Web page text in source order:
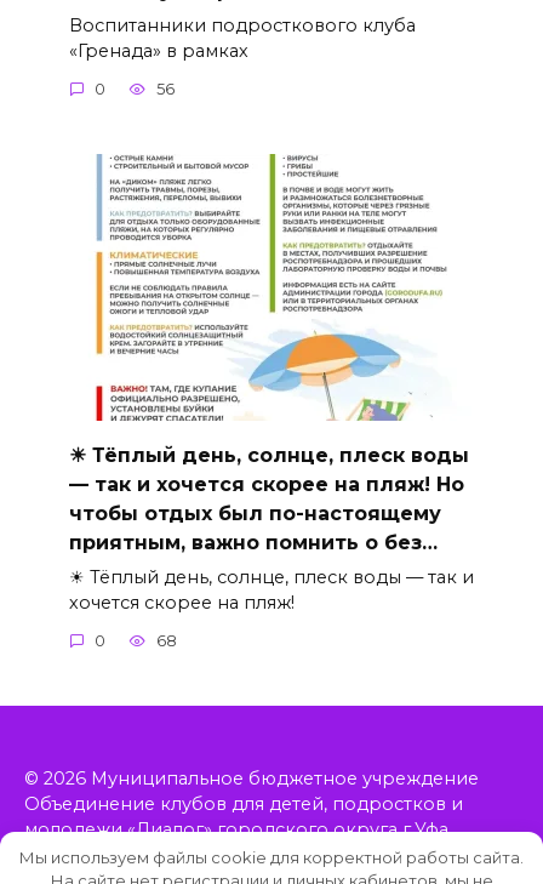
Воспитанники подросткового клуба
«Гренада» в рамках
0 56
☀ Тёплый день, солнце, плеск воды
— так и хочется скорее на пляж! Но
чтобы отдых был по-настоящему
приятным, важно помнить о без…
☀ Тёплый день, солнце, плеск воды — так и
хочется скорее на пляж!
0 68
© 2026 Муниципальное бюджетное учреждение
Объединение клубов для детей, подростков и
молодежи «Диалог» городского округа г.Уфа
Республики Башкортостан, включает в себя 11
Мы используем файлы cookie для корректной работы сайта.